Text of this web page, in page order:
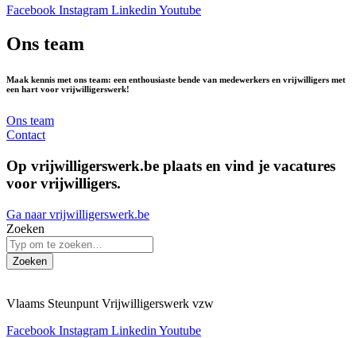
Facebook Instagram Linkedin Youtube
Ons team
Maak kennis met ons team: een enthousiaste bende van medewerkers en vrijwilligers met
een hart voor vrijwilligerswerk!
Ons team
Contact
Op vrijwilligerswerk.be plaats en vind je vacatures
voor vrijwilligers.
Ga naar vrijwilligerswerk.be
Zoeken
Zoeken
Vlaams Steunpunt Vrijwilligerswerk vzw
Facebook Instagram Linkedin Youtube